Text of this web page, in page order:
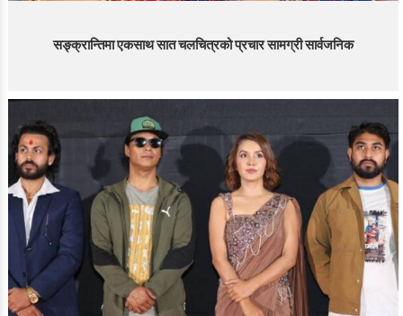
सङ्क्रान्तिमा एकसाथ सात चलचित्रको प्रचार सामग्री सार्वजनिक